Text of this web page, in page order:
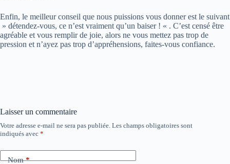
Enfin, le meilleur conseil que nous puissions vous donner est le suivant
» détendez-vous, ce n’est vraiment qu’un baiser ! « . C’est censé être
agréable et vous remplir de joie, alors ne vous mettez pas trop de
pression et n’ayez pas trop d’appréhensions, faites-vous confiance.
Laisser un commentaire
Votre adresse e-mail ne sera pas publiée. Les champs obligatoires sont
indiqués avec *
Nom*